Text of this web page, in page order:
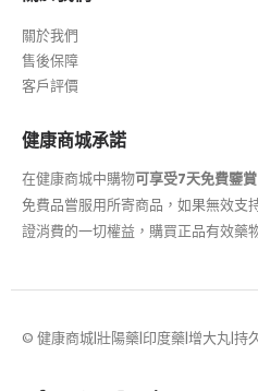
關於我們
售後保障
客戶評價
健康商城承諾
在健康商城中購物可享受7天免費鑒賞
免費品嘗服用所寄商品，如果無效支
證消費的一切權益，購買正品有效藥
© 健康商城|壯陽藥|印度藥|增大丸|持